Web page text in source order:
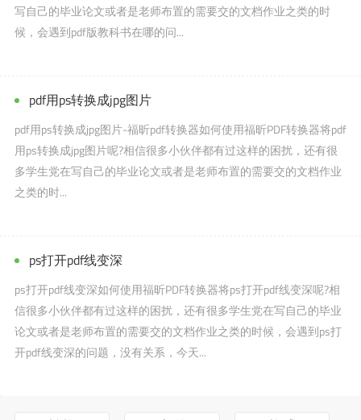
写自己的毕业论文或者是老师布置的需要交的文档作业之类的时
候，会遇到pdf版教科书在哪的问...
pdf用ps转换成jpg图片
pdf用ps转换成jpg图片-福昕pdf转换器如何使用福昕PDF转换器将pdf
用ps转换成jpg图片呢?相信很多小伙伴都有过这样的困扰，还有很
多学生党在写自己的毕业论文或者是老师布置的需要交的文档作业
之类的时...
ps打开pdf线变深
ps打开pdf线变深如何使用福昕PDF转换器将ps打开pdf线变深呢?相
信很多小伙伴都有过这样的困扰，还有很多学生党在写自己的毕业
论文或者是老师布置的需要交的文档作业之类的时候，会遇到ps打
开pdf线变深的问题，没有关系，今天...